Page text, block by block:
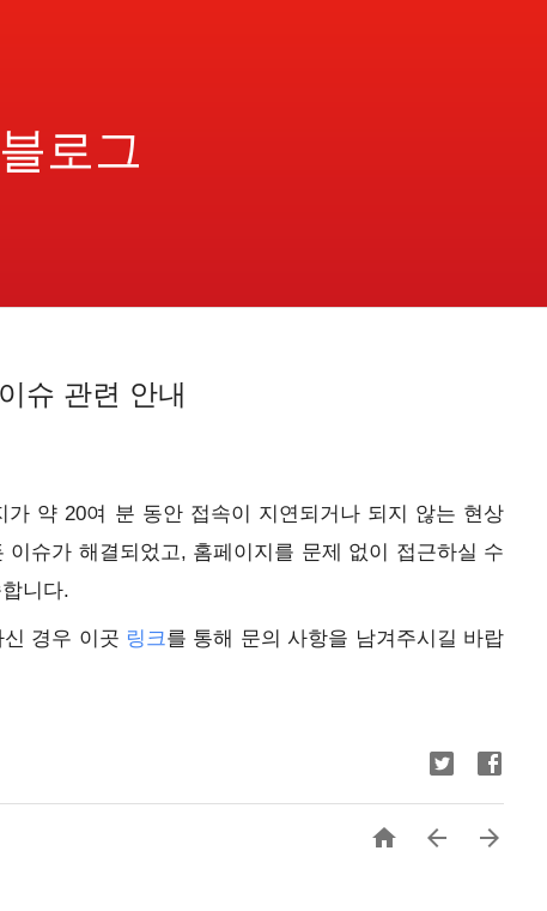
로그
슈 관련 안내
가 약 20여 분 동안 접속이 지연되거나 되지 않는 현상
이슈가 해결되었고, 홈페이지를 문제 없이 접근하실 수
니다.
경우 이곳 링크를 통해 문의 사항을 남겨주시길 바랍
  